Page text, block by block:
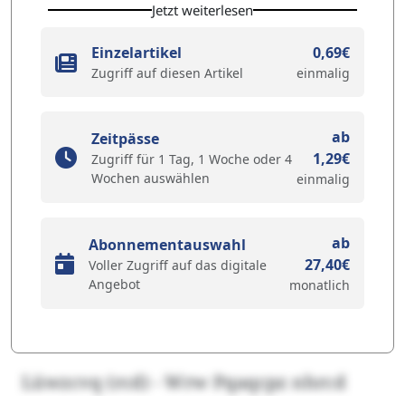
Jetzt weiterlesen
Einzelartikel
Zugriff auf diesen Artikel
0,69€
einmalig
Zeitpässe
Zugriff für 1 Tag, 1 Woche oder 4
Wochen auswählen
ab
1,29€
einmalig
Abonnementauswahl
Voller Zugriff auf das digitale
Angebot
ab
27,40€
monatlich
Lüwzcvq (rcd) - Wrw Pqaqcpz nhrcd